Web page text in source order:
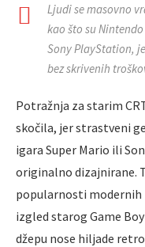
Ljudi se masovno
kao što su
Sony PlayStation,
bez skrivenih
Potražnja za starim
skočila, jer strastveni
igara Super Mario ili
originalno dizajnirane.
popularnosti modernih
izgled starog Game
džepu nose hiljade